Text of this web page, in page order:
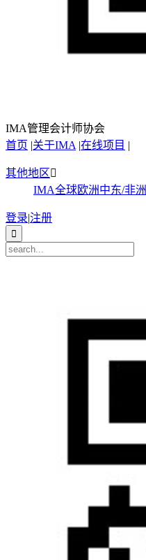
IMA管理会计师协会
首页 |关于IMA |在线项目 |
其他地区
IMA全球欧洲中东/非洲
登录|注册
